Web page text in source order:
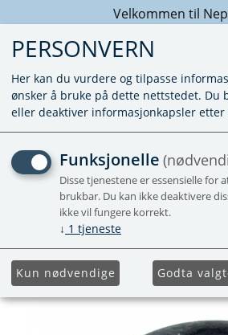
Velkommen til
GUMMIVINKEL
VANNRETT
Ingen erstatningsvare
PERSONVERN
Her kan du vurdere og tilpasse
ønsker å bruke på dette nettstedet. Du
eller deaktiver informasjonkapsler etter
Funksjonelle
Disse tjenestene er essensielle for
brukbar. Du kan ikke deaktivere
ikke vil fungere korrekt.
↓ 1 tjeneste
Kun nødvendige Godta